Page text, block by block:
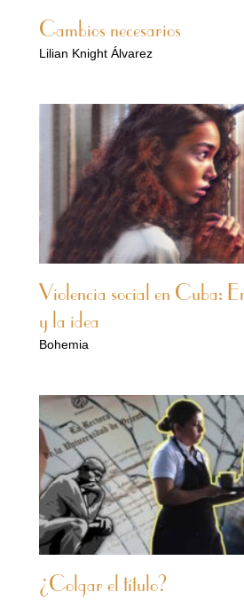
Cambios necesarios
Lilian Knight Álvarez
Violencia social en Cuba:
y la idea
Bohemia
¿Colgar el título?